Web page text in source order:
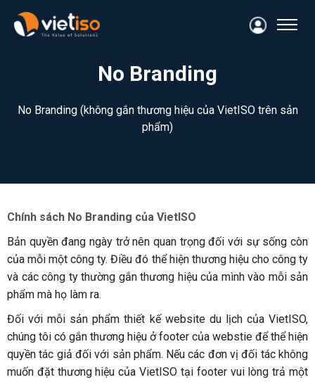
No Branding
No Branding (không gắn thương hiệu của VietISO trên sản
phẩm)
Chính sách No Branding của VietISO
Bản quyền đang ngày trở nên quan trọng đối với sự sống còn
của mỗi một công ty. Điều đó thể hiện thương hiệu cho công ty
và các công ty thường gắn thương hiệu của mình vào mỗi sản
phẩm mà họ làm ra.
Đối với mỗi sản phẩm thiết kế website du lịch của VietISO,
chúng tôi có gắn thương hiệu ở footer của webstie để thể hiện
quyền tác giả đối với sản phẩm. Nếu các đơn vị đối tác không
muốn đặt thương hiệu của VietISO tại footer vui lòng trả một